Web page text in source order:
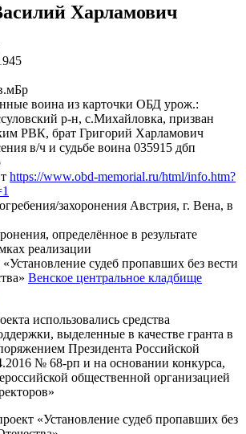
Харламович
воина из карточки ОБД урож.:
р-н, с.Михайловка, призван
РВК, брат Григорий Харламович
в/ч и судьбе воина 035915 дбп
https://www.obd-memorial.ru/html/info.htm?
захоронения Австрия, г. Вена, в
определённое в результате
реализации
судеб пропавших без вести
Венское центральное кладбище
использовались средства
выделенные в качестве гранта в
Президента Российской
№ 68-рп и на основании конкурса,
общественной организацией
«Установление судеб пропавших без